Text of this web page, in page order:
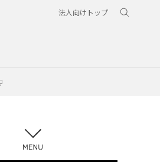
法人向けトップ